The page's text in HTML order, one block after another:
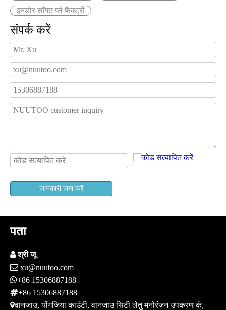
इनडोर सॉफ्ट प्ले फैक्ट्री
संपर्क करें
जानकारी जमा करें
पता
 श्री जू
 xu@nuutoo.com
+86 15306887188
+86 15306887188
वानजाउ, योंगजिया काउंटी, वानजाउ सिटी लेतु मनोरंजन उपकरण कं,